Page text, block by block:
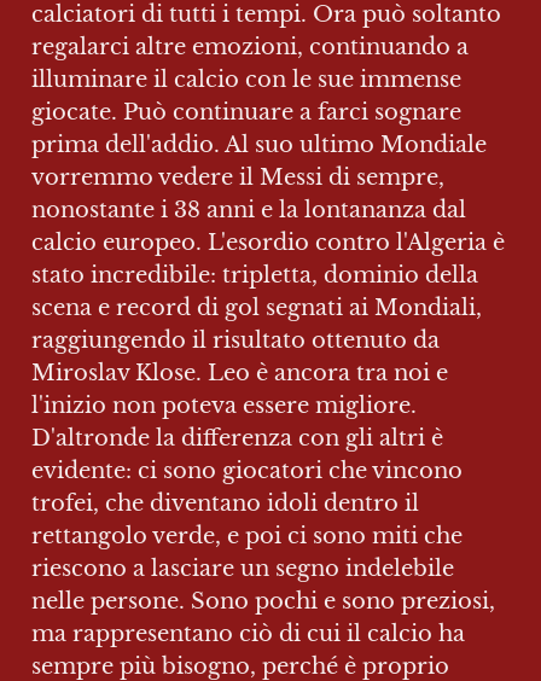
calciatori di tutti i tempi. Ora può soltanto
regalarci altre emozioni, continuando a
illuminare il calcio con le sue immense
giocate. Può continuare a farci sognare
prima dell'addio. Al suo ultimo Mondiale
vorremmo vedere il Messi di sempre,
nonostante i 38 anni e la lontananza dal
calcio europeo. L'esordio contro l'Algeria è
stato incredibile: tripletta, dominio della
scena e record di gol segnati ai Mondiali,
raggiungendo il risultato ottenuto da
Miroslav Klose. Leo è ancora tra noi e
l'inizio non poteva essere migliore.
D'altronde la differenza con gli altri è
evidente: ci sono giocatori che vincono
trofei, che diventano idoli dentro il
rettangolo verde, e poi ci sono miti che
riescono a lasciare un segno indelebile
nelle persone. Sono pochi e sono preziosi,
ma rappresentano ciò di cui il calcio ha
sempre più bisogno, perché è proprio